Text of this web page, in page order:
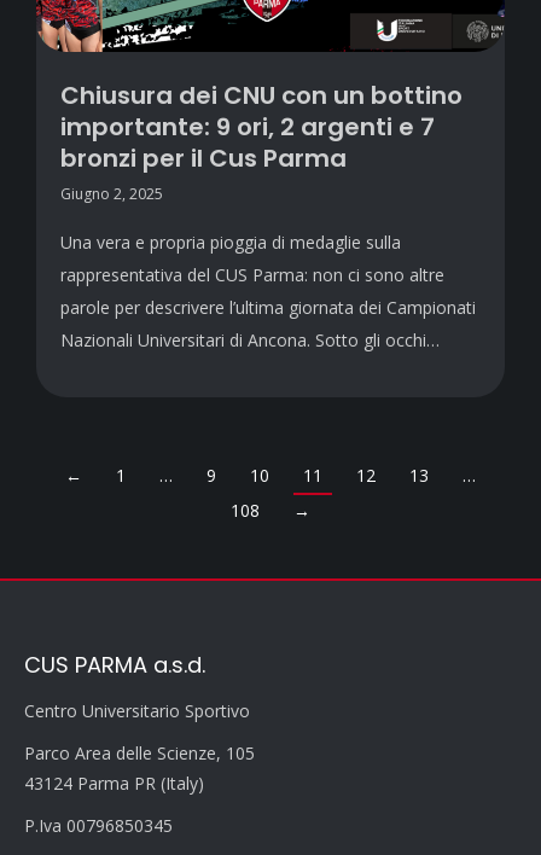
Chiusura dei CNU con un bottino
importante: 9 ori, 2 argenti e 7
bronzi per il Cus Parma
Giugno 2, 2025
Una vera e propria pioggia di medaglie sulla
rappresentativa del CUS Parma: non ci sono altre
parole per descrivere l’ultima giornata dei Campionati
Nazionali Universitari di Ancona. Sotto gli occhi…
← 1 … 9 10 11 12 13
…
108
→
CUS PARMA a.s.d.
Centro Universitario Sportivo
Parco Area delle Scienze, 105
43124 Parma PR (Italy)
P.Iva 00796850345